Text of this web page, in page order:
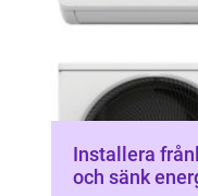
Installera
och sänk